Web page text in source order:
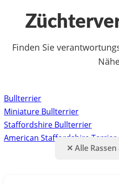
Finden Sie
Bullterrier
Miniature Bullterrier
Staffordshire Bullterrier
American Staffordshire Terrier
✕ Alle